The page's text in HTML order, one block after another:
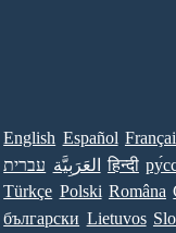
English Español
עברית العَرَبِيَّة हिन्दी
Türkçe Polski Româna
български Lietuvos